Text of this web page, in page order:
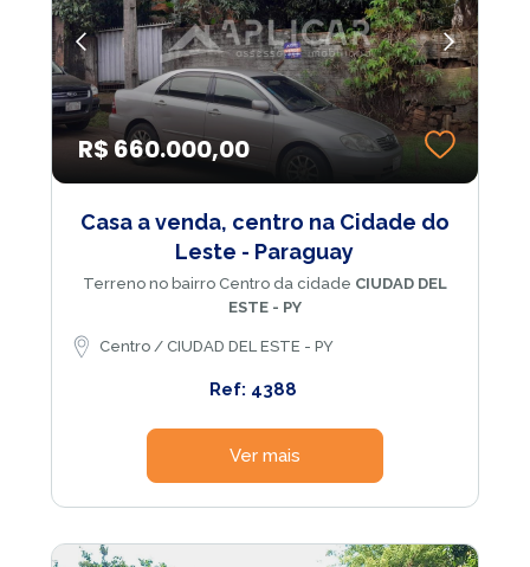
R$ 660.000,00
Casa a venda, centro na Cidade do
Leste - Paraguay
Terreno no bairro Centro da cidade CIUDAD DEL
ESTE - PY
Centro / CIUDAD DEL ESTE - PY
Ref: 4388
Ver mais